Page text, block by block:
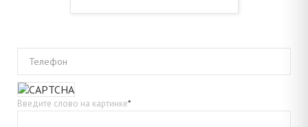
Телефон
Введите слово на картинке*